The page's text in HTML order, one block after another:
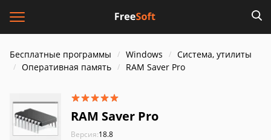
Бесплатные программы Windows
Система, утилиты
Оперативная память
RAM Saver Pro
RAM Saver Pro
Версия:18.8